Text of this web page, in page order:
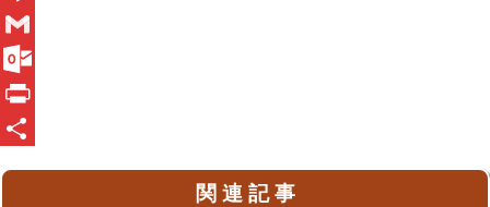
a
c
e
b
L
n
e
G
m
a
O
uP
関 連 記 事